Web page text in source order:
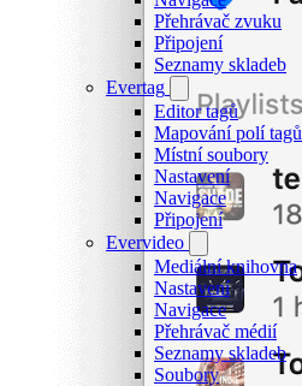
Přehrávač zvuku
Připojení
Seznamy skladeb
Evertag
Editor tagů
Mapování polí tagů
Místní soubory
Nastavení
Navigace
Připojení
Evervideo
Mediální knihovna
Nastavení
Navigace
Přehrávač médií
Seznamy skladeb
Soubory